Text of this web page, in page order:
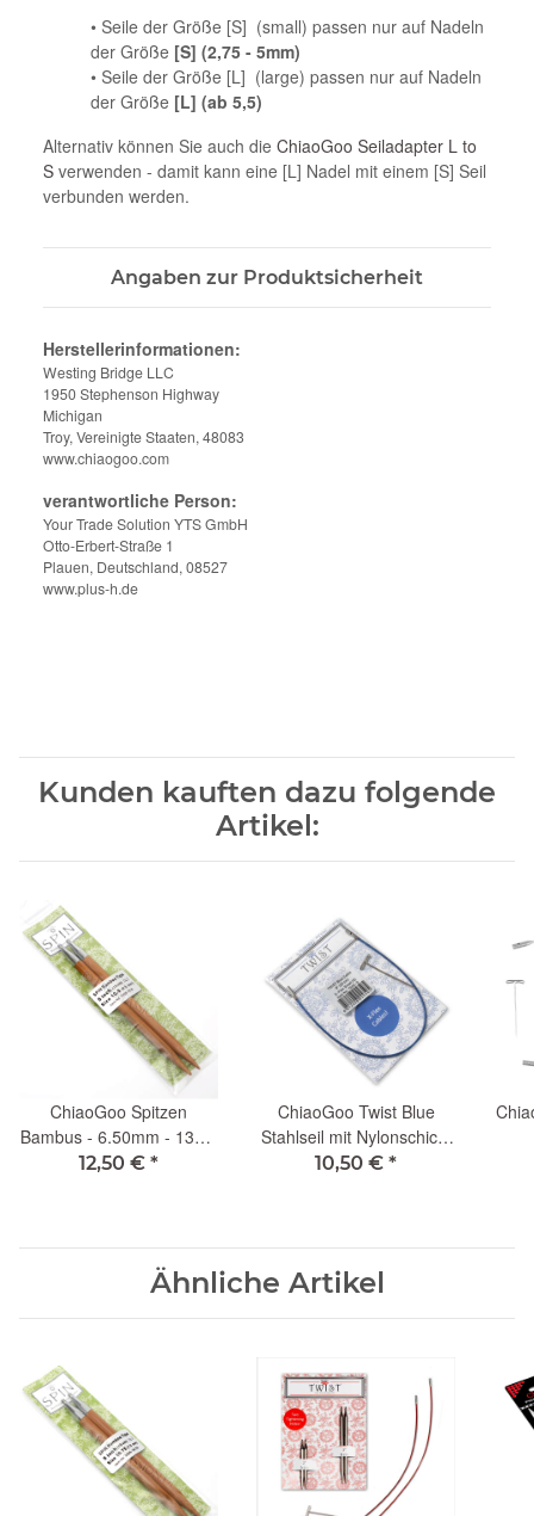
• Seile der Größe [S] (small) passen nur auf Nadeln
der Größe [S] (2,75 - 5mm)
• Seile der Größe [L] (large) passen nur auf Nadeln
der Größe [L] (ab 5,5)
Alternativ können Sie auch die ChiaoGoo Seiladapter L to
S verwenden - damit kann eine [L] Nadel mit einem [S] Seil
verbunden werden.
Angaben zur Produktsicherheit
Herstellerinformationen:
Westing Bridge LLC
1950 Stephenson Highway
Michigan
Troy, Vereinigte Staaten, 48083
www.chiaogoo.com
verantwortliche Person:
Your Trade Solution YTS GmbH
Otto-Erbert-Straße 1
Plauen, Deutschland, 08527
www.plus-h.de
Kunden kauften dazu folgende
Artikel:
ChiaoGoo Spitzen
Bambus - 6.50mm - 13cm
(L)
12,50 € *
ChiaoGoo Twist Blue
Stahlseil mit Nylonschicht
- 20cm (S)
10,50 € *
Ähnliche Artikel